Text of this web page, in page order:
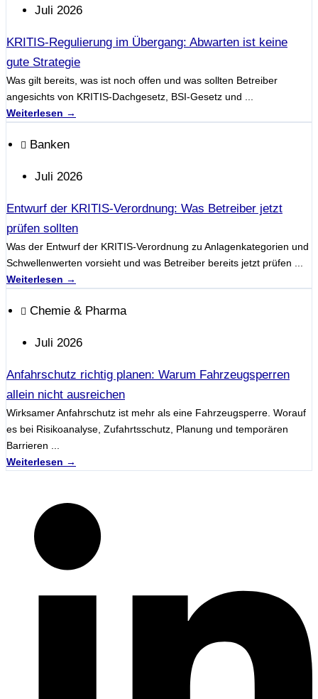
Juli 2026
KRITIS-Regulierung im Übergang: Abwarten ist keine
gute Strategie
Was gilt bereits, was ist noch offen und was sollten Betreiber
angesichts von KRITIS-Dachgesetz, BSI-Gesetz und ...
Weiterlesen →
Banken
Juli 2026
Entwurf der KRITIS-Verordnung: Was Betreiber jetzt
prüfen sollten
Was der Entwurf der KRITIS-Verordnung zu Anlagenkategorien und
Schwellenwerten vorsieht und was Betreiber bereits jetzt prüfen ...
Weiterlesen →
Chemie & Pharma
Juli 2026
Anfahrschutz richtig planen: Warum Fahrzeugsperren
allein nicht ausreichen
Wirksamer Anfahrschutz ist mehr als eine Fahrzeugsperre. Worauf
es bei Risikoanalyse, Zufahrtsschutz, Planung und temporären
Barrieren ...
Weiterlesen →